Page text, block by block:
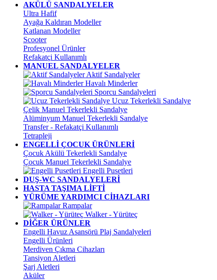
AKÜLÜ SANDALYELER
Ultra Hafif
Ayağa Kaldıran Modeller
Katlanan Modeller
Scooter
Profesyonel Ürünler
Refakatçi Kullanımlı
MANUEL SANDALYELER
Aktif Sandalyeler
Havalı Minderler
Sporcu Sandalyeleri
Ucuz Tekerlekli Sandalye
Çelik Manuel Tekerlekli Sandalye
Alüminyum Manuel Tekerlekli Sandalye
Transfer - Refakatçi Kullanımlı
Tetrapleji
ENGELLİ ÇOCUK ÜRÜNLERİ
Çocuk Akülü Tekerlekli Sandalye
Çocuk Manuel Tekerlekli Sandalye
Engelli Pusetleri
DUŞ-WC SANDALYELERİ
HASTA TAŞIMA LİFTİ
YÜRÜME YARDIMCI CİHAZLARI
Rampalar
Walker - Yürüteç
DİĞER ÜRÜNLER
Engelli Havuz Asansörü Plaj Sandalyeleri
Engelli Ürünleri
Merdiven Çıkma Cihazları
Tansiyon Aletleri
Şarj Aletleri
Aküler